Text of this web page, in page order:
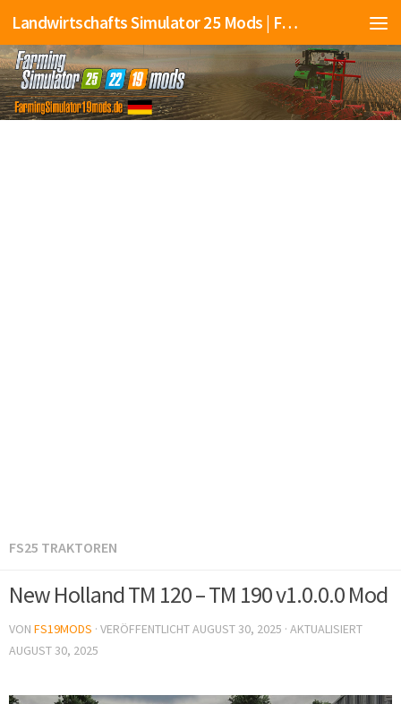
Landwirtschafts Simulator 25 Mods | Farming Simulator 25 Mods | FS25 Mods
FS25 TRAKTOREN
New Holland TM 120 – TM 190 v1.0.0.0 Mod
VON FS19MODS · VERÖFFENTLICHTAUGUST 30, 2025 · AKTUALISIERT
AUGUST 30, 2025